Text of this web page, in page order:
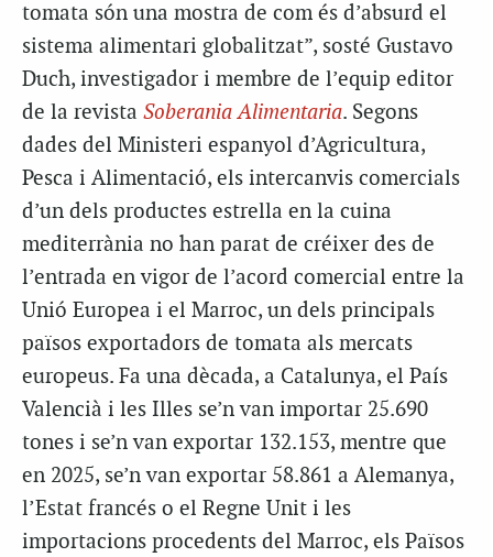
tomata són una mostra de com és d’absurd el
sistema alimentari globalitzat”, sosté Gustavo
Duch, investigador i membre de l’equip editor
de la revista Soberania Alimentaria. Segons
dades del Ministeri espanyol d’Agricultura,
Pesca i Alimentació, els intercanvis comercials
d’un dels productes estrella en la cuina
mediterrània no han parat de créixer des de
l’entrada en vigor de l’acord comercial entre la
Unió Europea i el Marroc, un dels principals
països exportadors de tomata als mercats
europeus. Fa una dècada, a Catalunya, el País
Valencià i les Illes se’n van importar 25.690
tones i se’n van exportar 132.153, mentre que
en 2025, se’n van exportar 58.861 a Alemanya,
l’Estat francés o el Regne Unit i les
importacions procedents del Marroc, els Països